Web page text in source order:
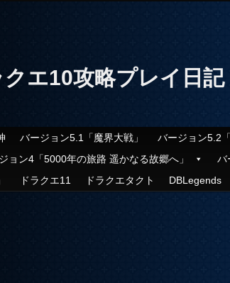
エ10攻略プレイ日記
バージョン5.1「魔界大戦」 バージョン5.2
ョン4「5000年の旅路 遥かなる故郷へ」 バ
ドラクエ11 ドラクエタクト DBLegends